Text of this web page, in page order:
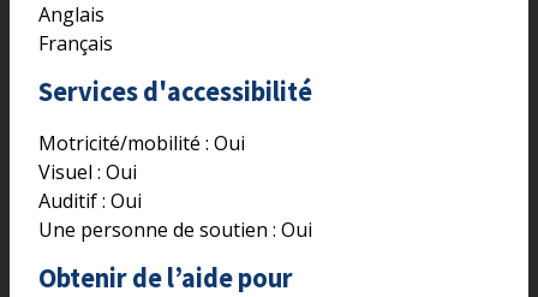
Anglais
Français
Services d'accessibilité
Motricité/mobilité : Oui
Visuel : Oui
Auditif : Oui
Une personne de soutien : Oui
Obtenir de l’aide pour